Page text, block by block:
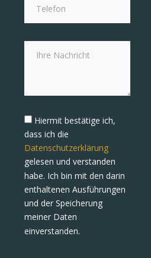
Hiermit bestätige ich,
dass ich die
Datenschutzerklärung
gelesen und verstanden
habe. Ich bin mit den darin
enthaltenen Ausführungen
und der Speicherung
meiner Daten
einverstanden.